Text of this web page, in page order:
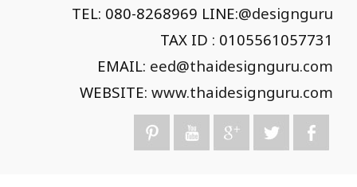
TEL: 080-8268969 LINE:@designguru
TAX ID : 0105561057731
EMAIL: eed@thaidesignguru.com
WEBSITE: www.thaidesignguru.com